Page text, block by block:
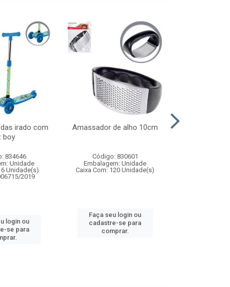
irado com
boy
834646
Unidade
6 Unidade(s)
2019
login ou
se para
Amassador de alho 10cm
Código: 830601
Embalagem: Unidade
Caixa Com: 120 Unidade(s)
Faça seu login ou
cadastre-se para
comprar.